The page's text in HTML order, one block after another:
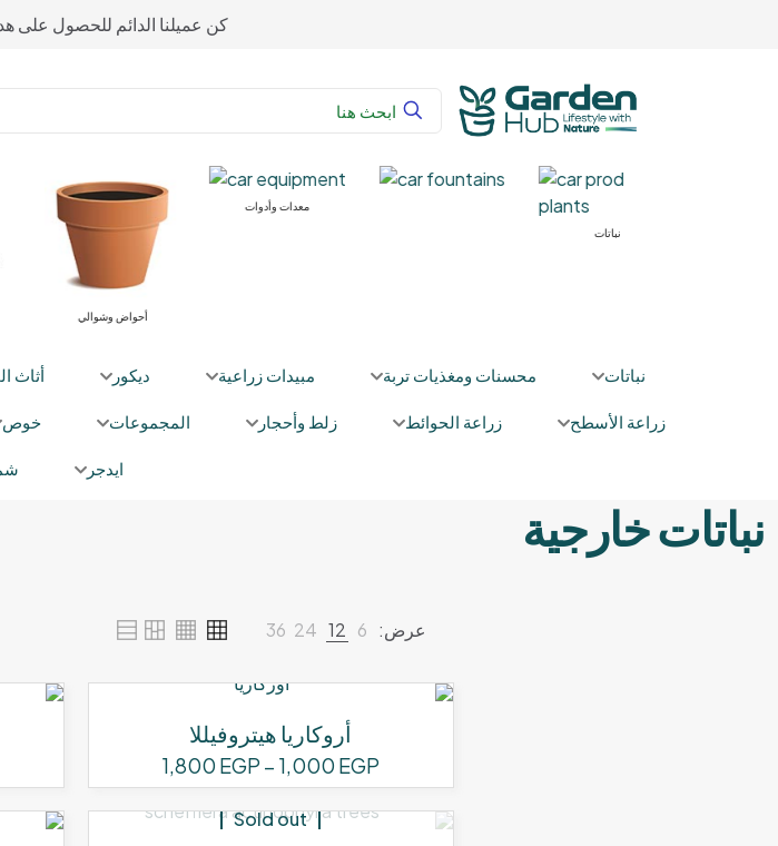
كن عميلنا الدائم للحصول
أحواض وشوالي
معدات وأدوات
نباتات
نباتات محسنات ومغذيات تربة مبيدات زراعية ديكور أثاث
زراعة الأسطح زراعة الحوائط زلط وأحجار المجموعات خوص
ايدجر
نباتات خارجية
عرض: 6
12
24
36
أروكاريا هيتروفيللا
1,000 EGP
–
1,800 EGP
نطاق
السعر:
من
العديد
Sold out